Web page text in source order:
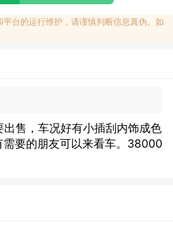
台的运行维护，请谨慎判断信息真伪。如
售，车况好有小插刮内饰成色
要的朋友可以来看车。38000